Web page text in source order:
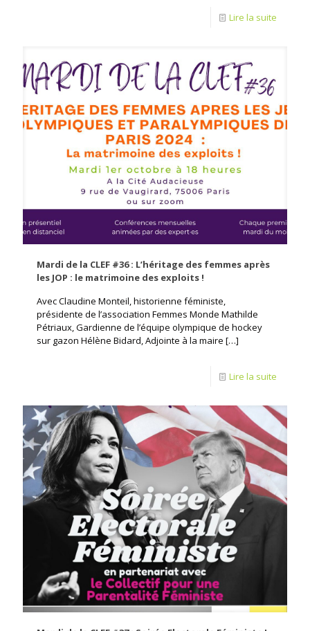
Lire la suite
Mardi de la CLEF #36 : L’héritage des femmes après
les JOP : le matrimoine des exploits !
Avec Claudine Monteil, historienne féministe,
présidente de l’association Femmes Monde Mathilde
Pétriaux, Gardienne de l’équipe olympique de hockey
sur gazon Hélène Bidard, Adjointe à la maire […]
Lire la suite